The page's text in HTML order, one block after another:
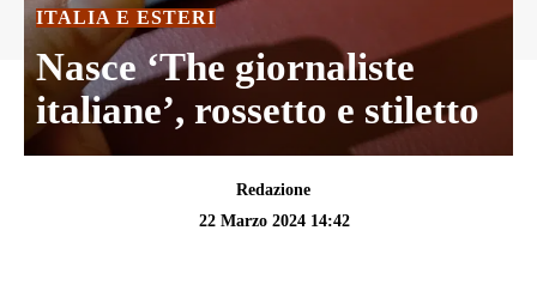
ITALIA E ESTERI
Nasce ‘The giornaliste
italiane’, rossetto e stiletto
Redazione
22 Marzo 2024 14:42